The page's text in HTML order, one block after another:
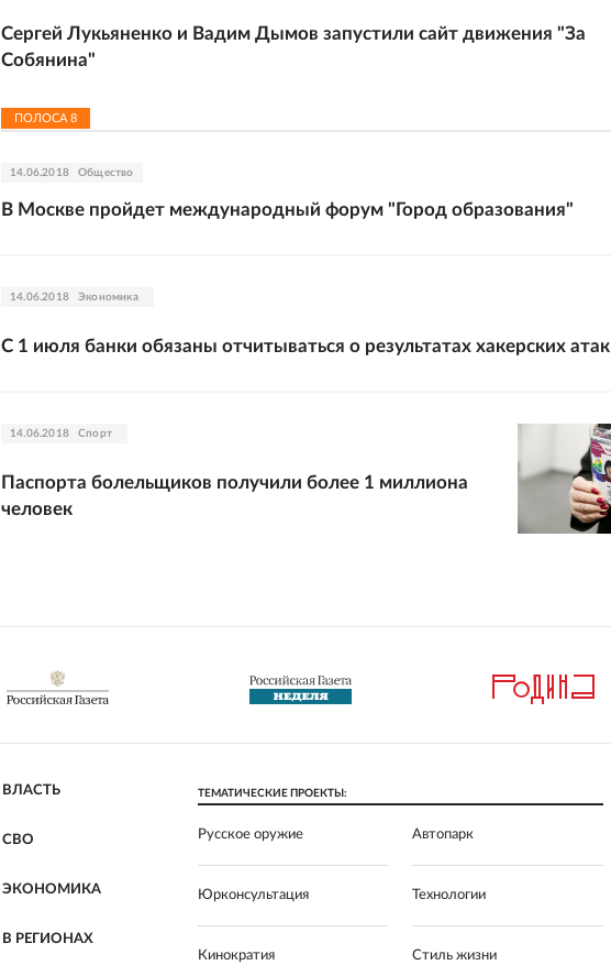
Сергей Лукьяненко и Вадим Дымов запустили сайт движения "За
Собянина"
ПОЛОСА 8
14.06.2018 Общество
В Москве пройдет международный форум "Город образования"
14.06.2018 Экономика
С 1 июля банки обязаны отчитываться о результатах хакерских атак
14.06.2018 Спорт
Паспорта болельщиков получили более 1 миллиона
человек
ВЛАСТЬ
СВО
ЭКОНОМИКА
В РЕГИОНАХ
ТЕМАТИЧЕСКИЕ ПРОЕКТЫ:
Русское оружие Автопарк
Юрконсультация Технологии
Кинократия Стиль жизни